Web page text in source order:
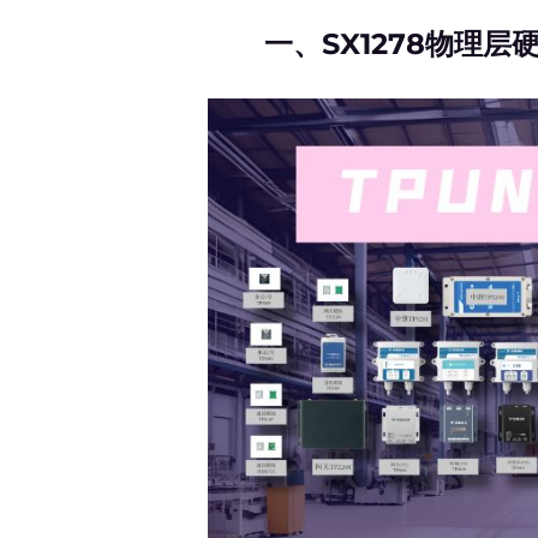
一、SX1278物理层